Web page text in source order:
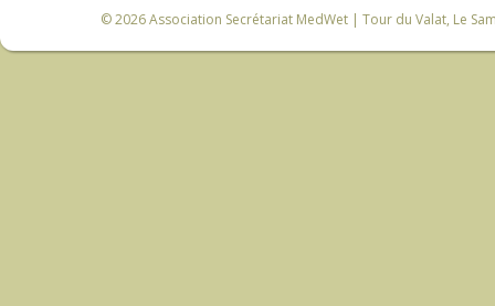
© 2026Association Secrétariat MedWet | Tour du Valat, Le